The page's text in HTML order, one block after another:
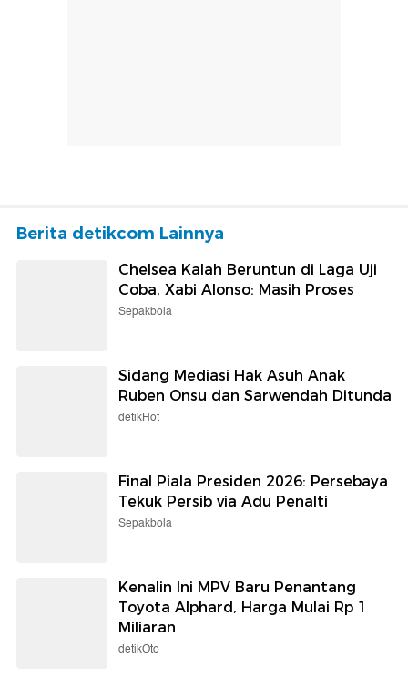
Berita detikcom Lainnya
Chelsea Kalah Beruntun di Laga Uji
Coba, Xabi Alonso: Masih Proses
Sepakbola
Sidang Mediasi Hak Asuh Anak
Ruben Onsu dan Sarwendah Ditunda
detikHot
Final Piala Presiden 2026: Persebaya
Tekuk Persib via Adu Penalti
Sepakbola
Kenalin Ini MPV Baru Penantang
Toyota Alphard, Harga Mulai Rp 1
Miliaran
detikOto